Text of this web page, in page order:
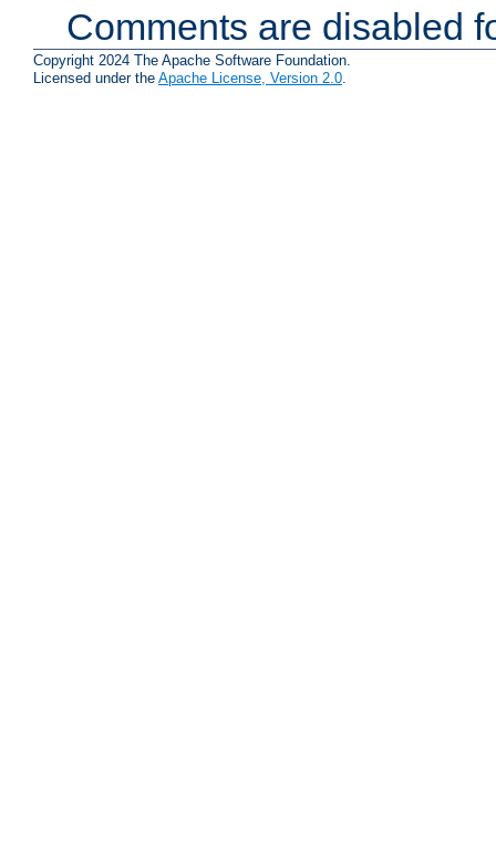
Comments are disabled
Copyright 2024 The Apache Software Foundation.
Licensed under the Apache License, Version 2.0.